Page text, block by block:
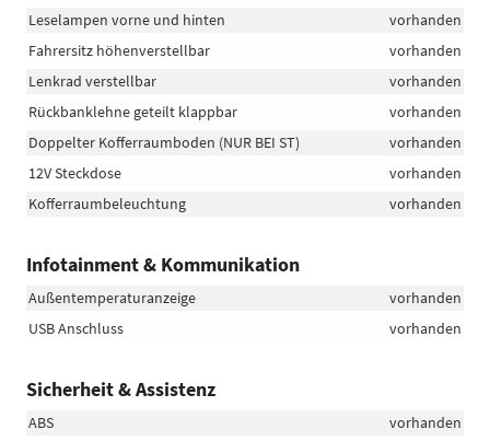
Leselampen vorne und hinten
vorhanden
Fahrersitz höhenverstellbar
vorhanden
Lenkrad verstellbar
vorhanden
Rückbanklehne geteilt klappbar
vorhanden
Doppelter Kofferraumboden (NUR BEI ST)
vorhanden
12V Steckdose
vorhanden
Kofferraumbeleuchtung
vorhanden
Infotainment & Kommunikation
Außentemperaturanzeige
vorhanden
USB Anschluss
vorhanden
Sicherheit & Assistenz
ABS
vorhanden